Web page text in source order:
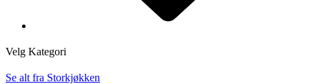
Velg Kategori
Se alt fra Storkjøkken